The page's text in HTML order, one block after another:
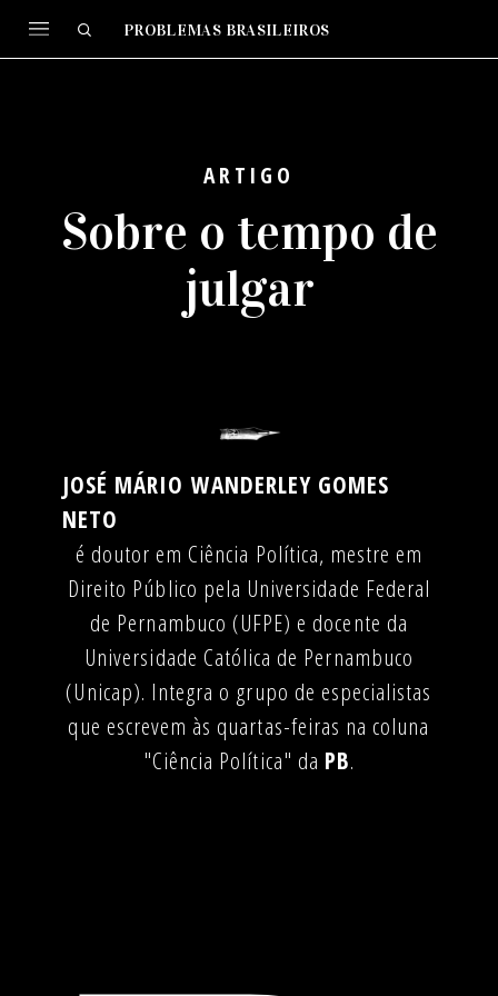
PROBLEMAS BRASILEIROS
ARTIGO
Sobre o tempo de
julgar
JOSÉ MÁRIO WANDERLEY GOMES
NETO
é doutor em Ciência Política, mestre em
Direito Público pela Universidade Federal
de Pernambuco (UFPE) e docente da
Universidade Católica de Pernambuco
(Unicap). Integra o grupo de especialistas
que escrevem às quartas-feiras na coluna
"Ciência Política" da PB.